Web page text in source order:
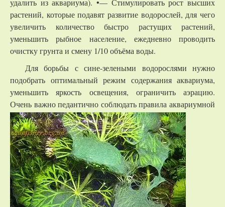
удалить из аквариума). •— Стимулировать рост высших
растений, которые подавят развитие водорослей, для чего
увеличить количество быстро растущих растений,
уменьшить рыбное население, ежедневно проводить
очистку грунта и смену 1/10 объёма воды.
Для борьбы с сине-зелеными водорослями нужно
подобрать оптимальный режим содержания аквариума,
уменьшить яркость освещения, ограничить аэрацию.
Очень важно педантично соблюдать правила аквариумной